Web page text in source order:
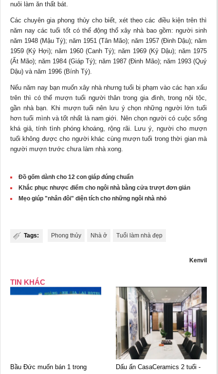
nuôi làm ăn thất bát.
Các chuyên gia phong thủy cho biết, xét theo các điều kiện trên thì
năm nay các tuổi tốt có thể động thổ xây nhà bao gồm: người sinh
năm 1948 (Mậu Tý); năm 1951 (Tân Mão); năm 1957 (Đinh Dậu); năm
1959 (Kỷ Hợi); năm 1960 (Canh Tý); năm 1969 (Kỷ Dậu); năm 1975
(Ất Mão); năm 1984 (Giáp Tý); năm 1987 (Đinh Mão); năm 1993 (Quý
Dậu) và năm 1996 (Bính Tý).
Nếu năm nay bạn muốn xây nhà nhưng tuổi bị phạm vào các hạn xấu
trên thì có thể mượn tuổi người thân trong gia đình, trong nội tộc,
gần nhà bạn. Khi mượn tuổi nên lưu ý chọn những người lớn tuổi
hơn tuổi mình và tốt nhất là nam giới. Nên chọn người có cuộc sống
khá giả, tính tình phóng khoáng, rộng rãi. Lưu ý, người cho mượn
tuổi không được cho người khác cùng mượn tuổi trong thời gian mà
người mượn trước chưa làm nhà xong.
Đồ gốm dành cho 12 con giáp đúng chuẩn
Khắc phục nhược điểm cho ngôi nhà bằng cửa trượt đơn giản
Mẹo giúp "nhân đôi" diện tích cho những ngôi nhà nhỏ
Tags: Phong thủy Nhà ở Tuổi làm nhà đẹp
Kenvil
TIN KHÁC
Bầu Đức muốn bán 1 trong
Dấu ấn CasaCeramics 2 tuổi -